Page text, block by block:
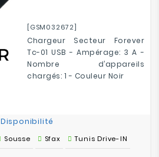
[GSM032672]
Chargeur Secteur Forever
Tc-01 USB - Ampérage: 3 A -
Nombre d’appareils
chargés: 1 - Couleur Noir
Disponibilité
Sousse Sfax Tunis Drive-IN